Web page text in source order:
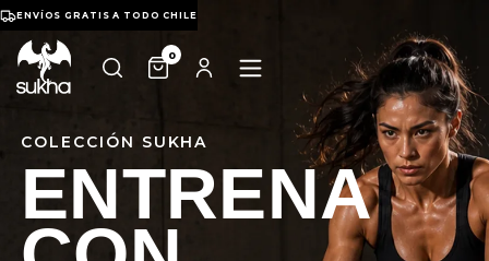
ENVÍOS GRATIS A TODO CHILE
0
COLECCIÓN SUKHA
ENTRENA